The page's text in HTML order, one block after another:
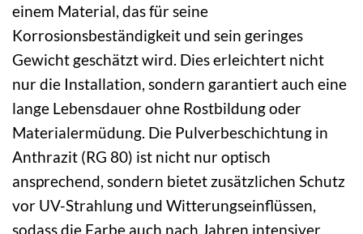
einem Material, das für seine
Korrosionsbeständigkeit und sein geringes
Gewicht geschätzt wird. Dies erleichtert nicht
nur die Installation, sondern garantiert auch eine
lange Lebensdauer ohne Rostbildung oder
Materialermüdung. Die Pulverbeschichtung in
Anthrazit (RG 80) ist nicht nur optisch
ansprechend, sondern bietet zusätzlichen Schutz
vor UV-Strahlung und Witterungseinflüssen,
sodass die Farbe auch nach Jahren intensiver